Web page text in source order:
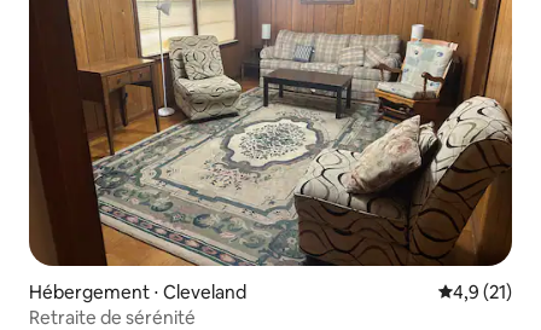
Hébergement ⋅ Cleveland Évaluation
4,9 (21)
Retraite de sérénité